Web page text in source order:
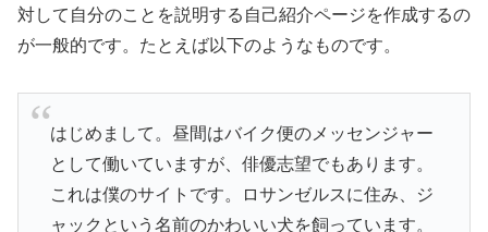
対して自分のことを説明する自己紹介ページを作成するの
が一般的です。たとえば以下のようなものです。
はじめまして。昼間はバイク便のメッセンジャー
として働いていますが、俳優志望でもあります。
これは僕のサイトです。ロサンゼルスに住み、ジ
ャックという名前のかわいい犬を飼っています。